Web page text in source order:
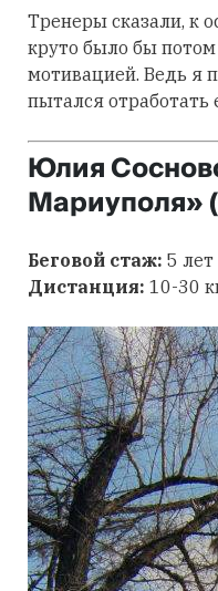
Тренеры сказали, к
круто было бы
мотивацией. Ведь я
пытался
Юлия
Мариуполя»
Беговой стаж: 5 лет
Дистанция: 10-30